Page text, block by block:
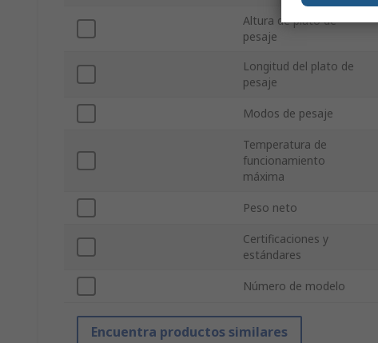
Altura de plato de
pesaje
Longitud del plato de
pesaje
Modos de pesaje
Temperatura de
funcionamiento
máxima
Peso neto
Certificaciones y
estándares
Número de modelo
Encuentra productos similares